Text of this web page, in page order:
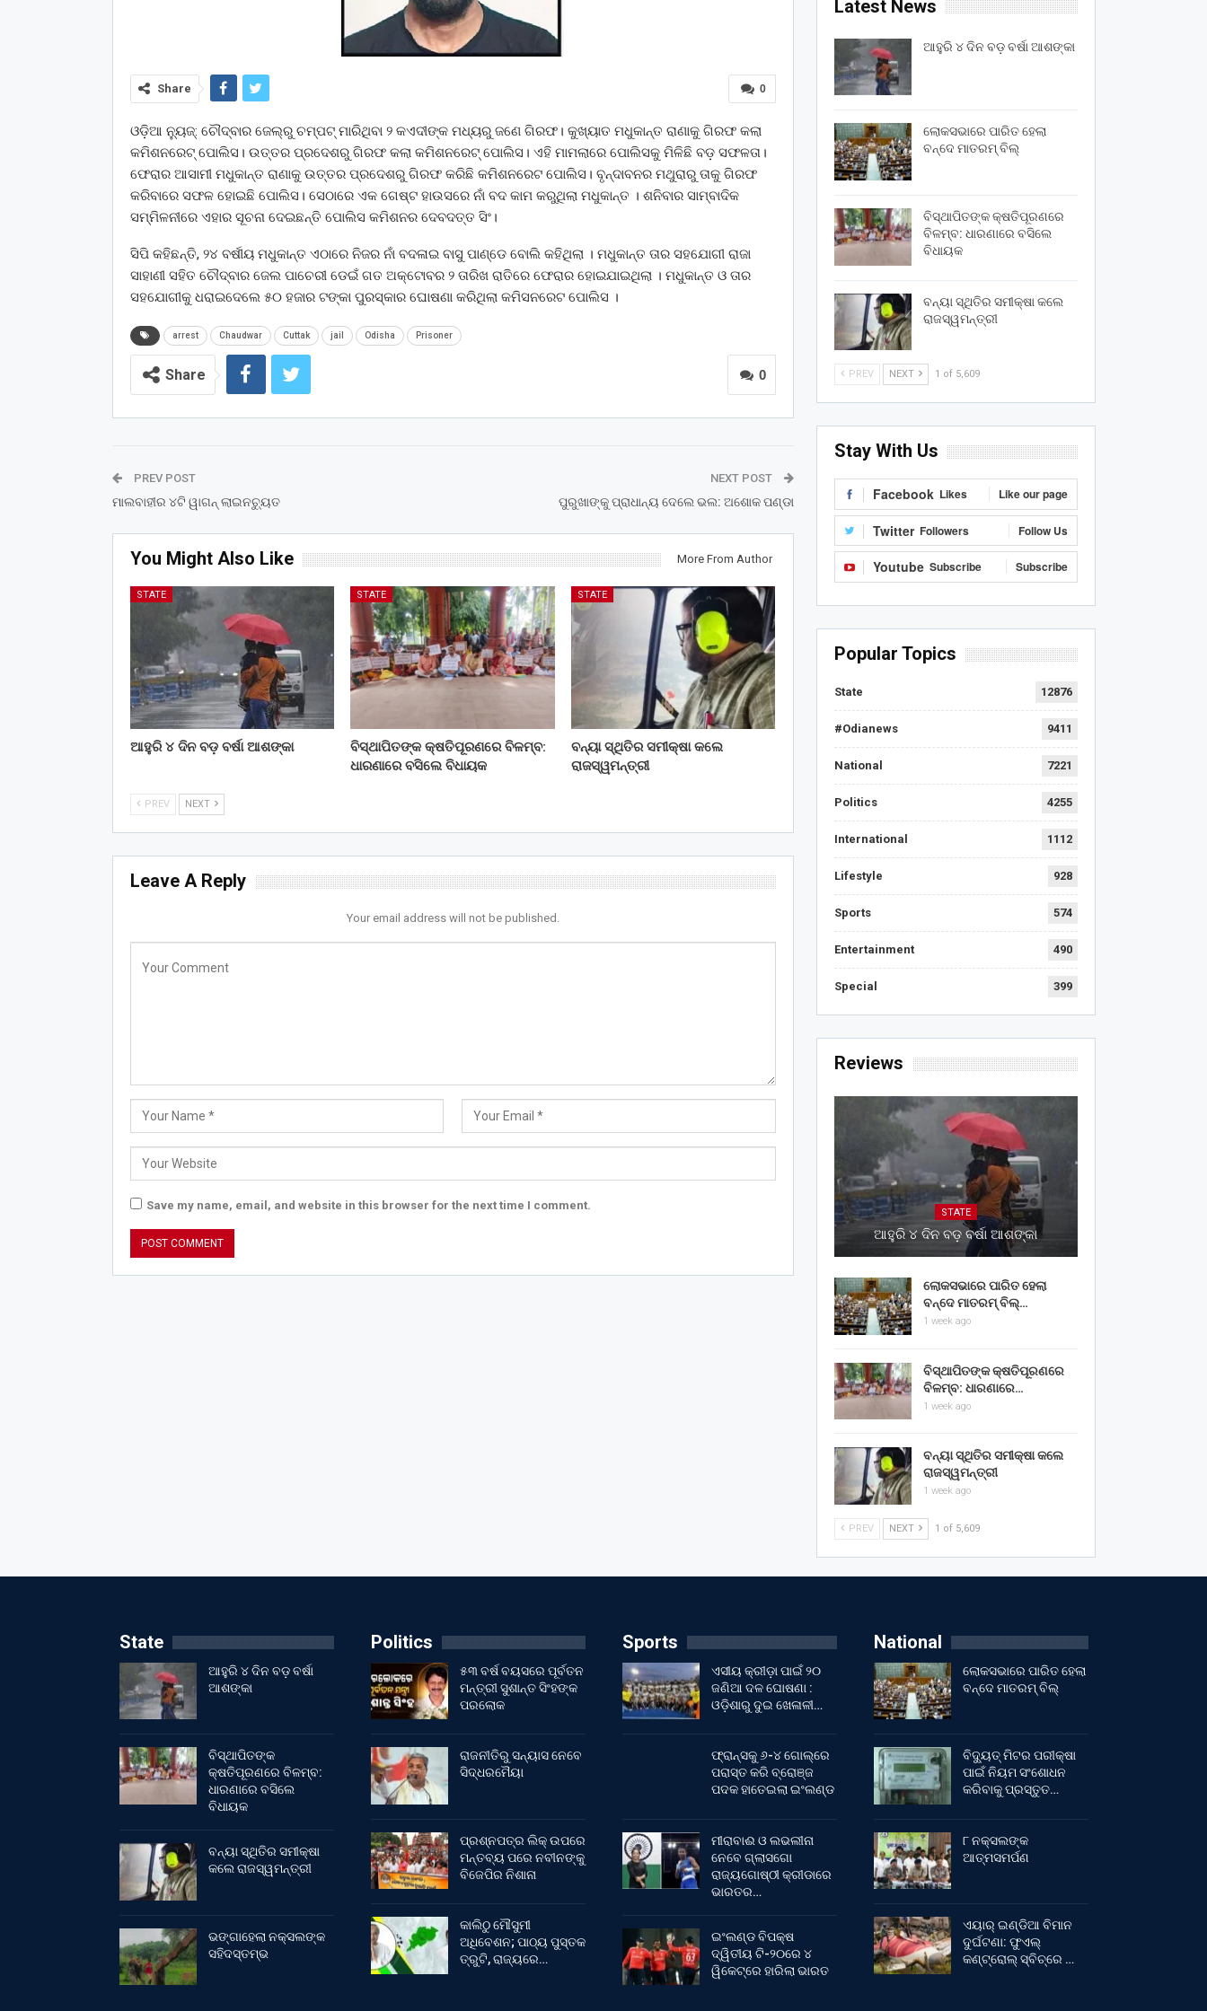
0
Share
ଓଡ଼ିଆ ନ୍ୟୁଜ୍: ଚୌଦ୍ବାର ଜେଲ୍‌ରୁ ଚମ୍ପଟ୍‌ ମାରିଥିବା ୨ କଏଦୀଙ୍କ ମଧ୍ୟରୁ ଜଣେ ଗିରଫ। କୁଖ୍ୟାତ ମଧୁକାନ୍ତ ରାଣାକୁ ଗିରଫ କଲା
କମିଶନରେଟ୍‌ ପୋଲିସ। ଉତ୍ତର ପ୍ରଦେଶରୁ ଗିରଫ କଲା କମିଶନରେଟ୍‌ ପୋଲିସ। ଏହି ମାମଲାରେ ପୋଲିସକୁ ମିଳିଛି ବଡ଼ ସଫଳତା।
ଫେରାର ଆସାମୀ ମଧୁକାନ୍ତ ରାଣାକୁ ଉତ୍ତର ପ୍ରଦେଶରୁ ଗିରଫ କରିଛି କମିଶନରେଟ ପୋଲିସ। ବୃନ୍ଦାବନର ମଥୁରାରୁ ତାକୁ ଗିରଫ
କରିବାରେ ସଫଳ ହୋଇଛି ପୋଲିସ। ସେଠାରେ ଏକ ଗେଷ୍ଟ ହାଉସରେ ନାଁ ବଦ କାମ କରୁଥିଲା ମଧୁକାନ୍ତ । ଶନିବାର ସାମ୍ବାଦିକ
ସମ୍ମିଳନୀରେ ଏହାର ସୂଚନା ଦେଇଛନ୍ତି ପୋଲିସ କମିଶନର ଦେବଦତ୍ତ ସିଂ।
ସିପି କହିଛନ୍ତି, ୨୪ ବର୍ଷୀୟ ମଧୁକାନ୍ତ ଏଠାରେ ନିଜର ନାଁ ବଦଳାଇ ବାସୁ ପାଣ୍ଡେ ବୋଲି କହିଥିଲା । ମଧୁକାନ୍ତ ତାର ସହଯୋଗୀ ରାଜା
ସାହାଣୀ ସହିତ ଚୌଦ୍ବାର ଜେଲ ପାଚେରୀ ଡେଇଁ ଗତ ଅକ୍ଟୋବର ୨ ତାରିଖ ରାତିରେ ଫେରାର ହୋଇଯାଇଥିଲା । ମଧୁକାନ୍ତ ଓ ତାର
ସହଯୋଗୀକୁ ଧରାଇଦେଲେ ୫୦ ହଜାର ଟଙ୍କା ପୁରସ୍କାର ଘୋଷଣା କରିଥିଲା କମିସନରେଟ ପୋଲିସ ।
arrest Chaudwar Cuttak jail Odisha Prisoner
0
Share
PREV POST
ମାଲବାହୀର ୪ଟି ୱାଗନ୍‌ ଲାଇନଚ୍ୟୁତ
NEXT POST
ପୁରୁଖାଙ୍କୁ ପ୍ରାଧାନ୍ୟ ଦେଲେ ଭଲ: ଅଶୋକ ପଣ୍ଡା
You Might Also Like More From Author
STATE
ଆହୁରି ୪ ଦିନ ବଡ଼ ବର୍ଷା ଆଶଙ୍କା
STATE
ବିସ୍ଥାପିତଙ୍କ କ୍ଷତିପୂରଣରେ ବିଳମ୍ବ:
ଧାରଣାରେ ବସିଲେ ବିଧାୟକ
STATE
ବନ୍ୟା ସ୍ଥିତିର ସମୀକ୍ଷା କଲେ
ରାଜସ୍ୱମନ୍ତ୍ରୀ
PREV NEXT
Leave A Reply
Your email address will not be published.
Save my name, email, and website in this browser for the next time I comment.
Latest News
ଆହୁରି ୪ ଦିନ ବଡ଼ ବର୍ଷା ଆଶଙ୍କା
ଲୋକସଭାରେ ପାରିତ ହେଲା
ବନ୍ଦେ ମାତରମ୍‌ ବିଲ୍‌
ବିସ୍ଥାପିତଙ୍କ କ୍ଷତିପୂରଣରେ
ବିଳମ୍ବ: ଧାରଣାରେ ବସିଲେ
ବିଧାୟକ
ବନ୍ୟା ସ୍ଥିତିର ସମୀକ୍ଷା କଲେ
ରାଜସ୍ୱମନ୍ତ୍ରୀ
PREV NEXT 1 of 5,609
Stay With Us
Facebook Likes Like our page
Twitter Followers Follow Us
Youtube Subscribe Subscribe
Popular Topics
State 12876
#Odianews 9411
National 7221
Politics 4255
International 1112
Lifestyle 928
Sports 574
Entertainment 490
Special 399
Reviews
STATE
ଆହୁରି ୪ ଦିନ ବଡ଼ ବର୍ଷା ଆଶଙ୍କା
ଲୋକସଭାରେ ପାରିତ ହେଲା
ବନ୍ଦେ ମାତରମ୍‌ ବିଲ୍‌…
1 week ago
ବିସ୍ଥାପିତଙ୍କ କ୍ଷତିପୂରଣରେ
ବିଳମ୍ବ: ଧାରଣାରେ…
1 week ago
ବନ୍ୟା ସ୍ଥିତିର ସମୀକ୍ଷା କଲେ
ରାଜସ୍ୱମନ୍ତ୍ରୀ
1 week ago
PREV NEXT 1 of 5,609
State
ଆହୁରି ୪ ଦିନ ବଡ଼ ବର୍ଷା
ଆଶଙ୍କା
ବିସ୍ଥାପିତଙ୍କ
କ୍ଷତିପୂରଣରେ ବିଳମ୍ବ:
ଧାରଣାରେ ବସିଲେ
ବିଧାୟକ
ବନ୍ୟା ସ୍ଥିତିର ସମୀକ୍ଷା
କଲେ ରାଜସ୍ୱମନ୍ତ୍ରୀ
ଭଙ୍ଗାହେଲା ନକ୍ସଲଙ୍କ
ସହିଦସ୍ତମ୍ଭ
Politics
୫୩ ବର୍ଷ ବୟସରେ ପୂର୍ବତନ
ମନ୍ତ୍ରୀ ସୁଶାନ୍ତ ସିଂହଙ୍କ
ପରଲୋକ
ରାଜନୀତିରୁ ସନ୍ୟାସ ନେବେ
ସିଦ୍ଧରମୈୟା
ପ୍ରଶ୍ନପତ୍ର ଲିକ୍ ଉପରେ
ମନ୍ତବ୍ୟ ପରେ ନବୀନଙ୍କୁ
ବିଜେପିର ନିଶାନା
କାଲିଠୁ ମୌସୁମୀ
ଅଧିବେଶନ; ପାଠ୍ୟ ପୁସ୍ତକ
ତ୍ରୁଟି, ରାଜ୍ୟରେ…
Sports
ଏସୀୟ କ୍ରୀଡ଼ା ପାଇଁ ୨୦
ଜଣିଆ ଦଳ ଘୋଷଣା :
ଓଡ଼ିଶାରୁ ଦୁଇ ଖେଳାଳୀ…
ଫ୍ରାନ୍ସକୁ ୬-୪ ଗୋଲ୍‌ରେ
ପରାସ୍ତ କରି ବ୍ରୋଞ୍ଜ
ପଦକ ହାତେଇଲା ଇଂଲଣ୍ଡ
ମୀରାବାଈ ଓ ଲଭଲୀନା
ନେବେ ଗ୍ଲାସଗୋ
ରାଜ୍ୟଗୋଷ୍ଠୀ କ୍ରୀଡାରେ
ଭାରତର…
ଇଂଲଣ୍ଡ ବିପକ୍ଷ
ଦ୍ୱିତୀୟ ଟି-୨୦ରେ ୪
ୱିକେଟ୍‌ରେ ହାରିଲା ଭାରତ
National
ଲୋକସଭାରେ ପାରିତ ହେଲା
ବନ୍ଦେ ମାତରମ୍‌ ବିଲ୍‌
ବିଦ୍ୟୁତ୍ ମିଟର ପରୀକ୍ଷା
ପାଇଁ ନିୟମ ସଂଶୋଧନ
କରିବାକୁ ପ୍ରସ୍ତୁତ…
୮ ନକ୍ସଲଙ୍କ
ଆତ୍ମସମର୍ପଣ
ଏୟାର୍ ଇଣ୍ଡିଆ ବିମାନ
ଦୁର୍ଘଟଣା: ଫୁଏଲ୍‌
କଣ୍ଟ୍ରୋଲ୍‌ ସ୍ବିଚ୍‌ରେ …